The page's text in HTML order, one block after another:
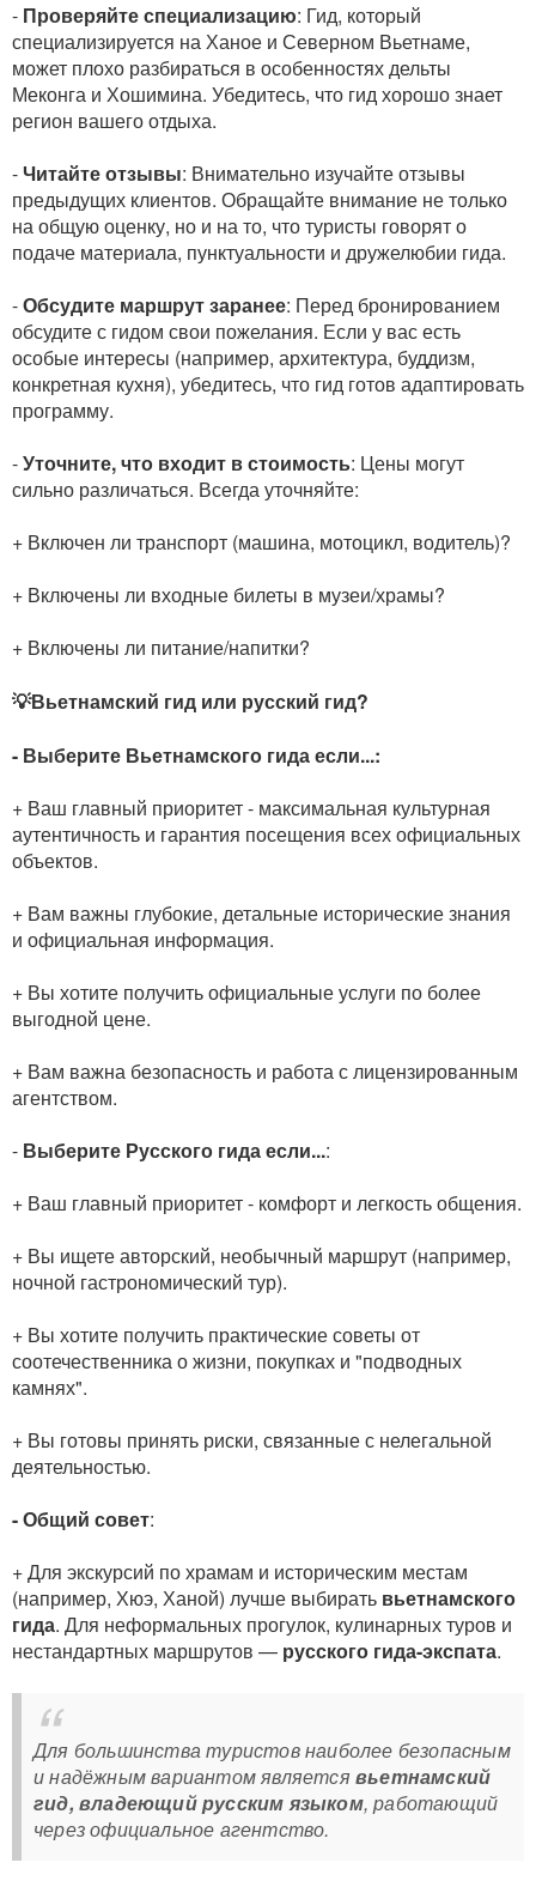
- Проверяйте специализацию: Гид, который
специализируется на Ханое и Северном Вьетнаме,
может плохо разбираться в особенностях дельты
Меконга и Хошимина. Убедитесь, что гид хорошо знает
регион вашего отдыха.
-Читайте отзывы: Внимательно изучайте отзывы
предыдущих клиентов. Обращайте внимание не только
на общую оценку, но и на то, что туристы говорят о
подаче материала, пунктуальности и дружелюбии гида.
-Обсудите маршрут заранее: Перед бронированием
обсудите с гидом свои пожелания. Если у вас есть
особые интересы (например, архитектура, буддизм,
конкретная кухня), убедитесь, что гид готов адаптировать
программу.
-Уточните, что входит в стоимость: Цены могут
сильно различаться. Всегда уточняйте:
+ Включен ли транспорт (машина, мотоцикл, водитель)?
+ Включены ли входные билеты в музеи/храмы?
+ Включены ли питание/напитки?
💡Вьетнамский гид или русский гид?
- Выберите Вьетнамского гида если...:
+ Ваш главный приоритет - максимальная культурная
аутентичность и гарантия посещения всех официальных
объектов.
+ Вам важны глубокие, детальные исторические знания
и официальная информация.
+ Вы хотите получить официальные услуги по более
выгодной цене.
+ Вам важна безопасность и работа с лицензированным
агентством.
- Выберите Русского гида если...:
+ Ваш главный приоритет - комфорт и легкость общения.
+ Вы ищете авторский, необычный маршрут (например,
ночной гастрономический тур).
+ Вы хотите получить практические советы от
соотечественника о жизни, покупках и "подводных
камнях".
+ Вы готовы принять риски, связанные с нелегальной
деятельностью.
- Общий совет:
+ Для экскурсий по храмам и историческим местам
(например, Хюэ, Ханой) лучше выбирать вьетнамского
гида. Для неформальных прогулок, кулинарных туров и
нестандартных маршрутов — русского гида-экспата.
Для большинства туристов наиболее безопасным
и надёжным вариантом являетсявьетнамский
гид, владеющий русским языком, работающий
через официальное агентство.